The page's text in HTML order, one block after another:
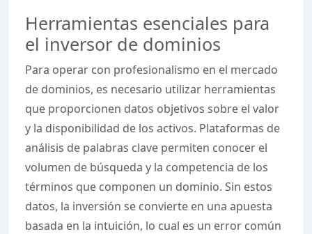
Herramientas esenciales para
el inversor de dominios
Para operar con profesionalismo en el mercado
de dominios, es necesario utilizar herramientas
que proporcionen datos objetivos sobre el valor
y la disponibilidad de los activos. Plataformas de
análisis de palabras clave permiten conocer el
volumen de búsqueda y la competencia de los
términos que componen un dominio. Sin estos
datos, la inversión se convierte en una apuesta
basada en la intuición, lo cual es un error común